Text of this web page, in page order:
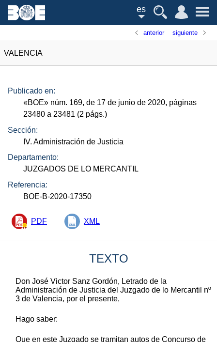
es
anterior siguiente
VALENCIA
Publicado en:
«BOE» núm. 169, de 17 de junio de 2020, páginas
23480 a 23481 (2 págs.)
Sección:
IV. Administración de Justicia
Departamento:
JUZGADOS DE LO MERCANTIL
Referencia:
BOE-B-2020-17350
PDF XML
TEXTO
Don José Victor Sanz Gordón, Letrado de la
Administración de Justicia del Juzgado de lo Mercantil nº
3 de Valencia, por el presente,
Hago saber:
Que en este Juzgado se tramitan autos de Concurso de